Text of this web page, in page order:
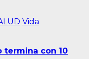
Vida
termina con 10